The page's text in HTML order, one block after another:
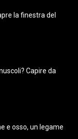
la finestra del
Capire da
e osso, un legame